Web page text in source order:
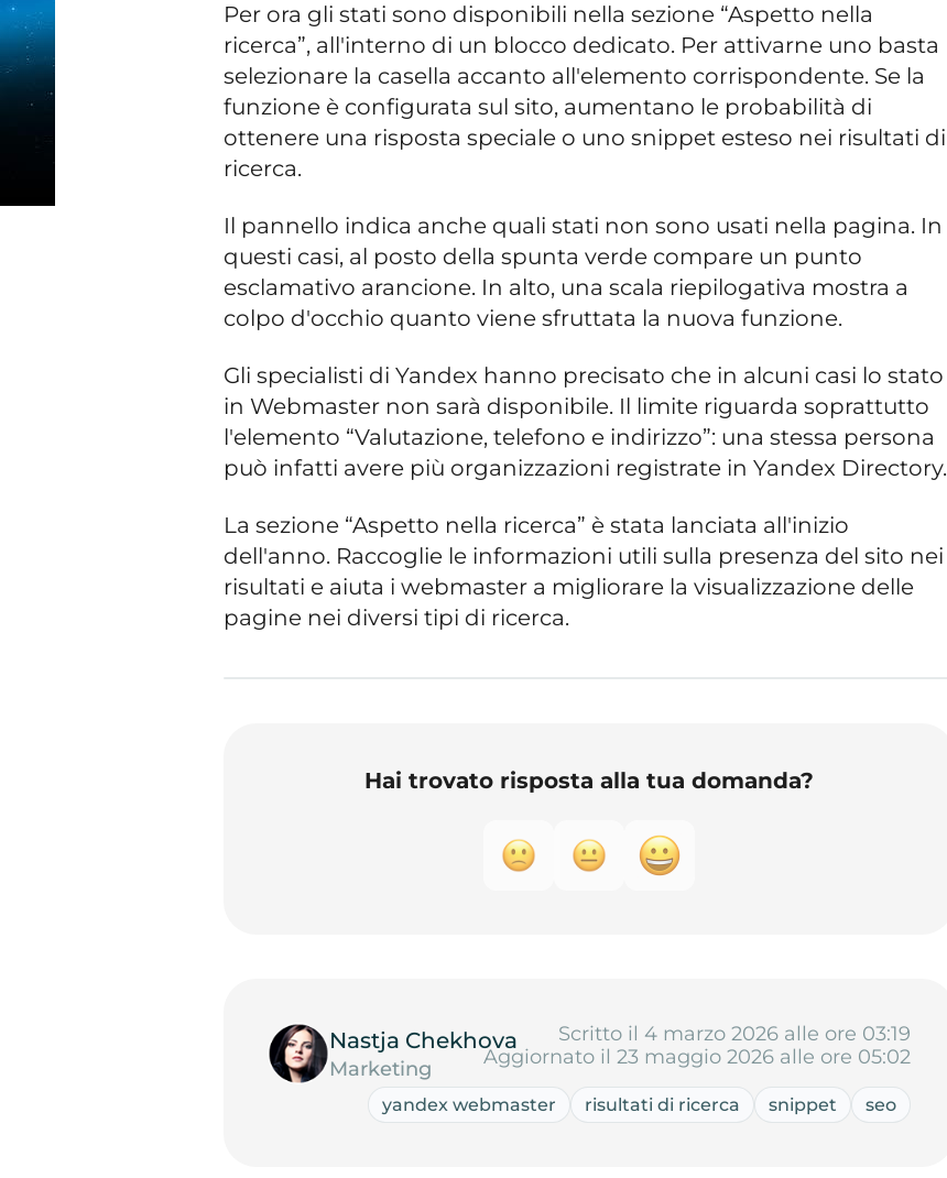
Per ora gli stati sono disponibili nella sezione “Aspetto nella
ricerca”, all'interno di un blocco dedicato. Per attivarne uno basta
selezionare la casella accanto all'elemento corrispondente. Se la
funzione è configurata sul sito, aumentano le probabilità di
ottenere una risposta speciale o uno snippet esteso nei risultati di
ricerca.
Il pannello indica anche quali stati non sono usati nella pagina. In
questi casi, al posto della spunta verde compare un punto
esclamativo arancione. In alto, una scala riepilogativa mostra a
colpo d'occhio quanto viene sfruttata la nuova funzione.
Gli specialisti di Yandex hanno precisato che in alcuni casi lo stato
in Webmaster non sarà disponibile. Il limite riguarda soprattutto
l'elemento “Valutazione, telefono e indirizzo”: una stessa persona
può infatti avere più organizzazioni registrate in Yandex Directory.
La sezione “Aspetto nella ricerca” è stata lanciata all'inizio
dell'anno. Raccoglie le informazioni utili sulla presenza del sito nei
risultati e aiuta i webmaster a migliorare la visualizzazione delle
pagine nei diversi tipi di ricerca.
Hai trovato risposta alla tua domanda?
Nastja Chekhova
Marketing
Scritto il 4 marzo 2026 alle ore 03:19
Aggiornato il 23 maggio 2026 alle ore 05:02
yandex webmaster risultati di ricerca snippet seo